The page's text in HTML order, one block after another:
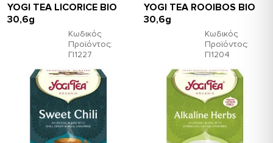
Κωδικός
Προϊόντος:
ΓΙ1227
YOGI TEA LICORICE ΒΙΟ
30,6g
Κωδικός
Προϊόντος:
ΓΙ1204
YOGI TEA ROOIBOS ΒΙΟ
30,6g